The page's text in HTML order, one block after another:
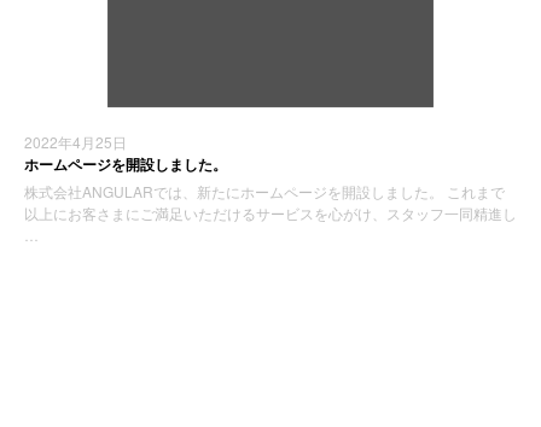
2022年4月25日
ホームページを開設しました。
株式会社ANGULARでは、新たにホームページを開設しました。 これまで
以上にお客さまにご満足いただけるサービスを心がけ、スタッフ一同精進し